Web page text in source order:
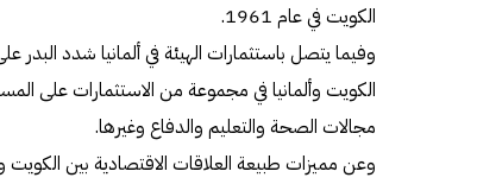
الكويت في عام 1961.
وفيما يتصل باستثمارات الهيئة في ألمانيا شدد
الكويت وألمانيا في مجموعة من الاستثمارات على
مجالات الصحة والتعليم والدفاع وغيرها.
وعن مميزات طبيعة العلاقات الاقتصادية بين الكويت